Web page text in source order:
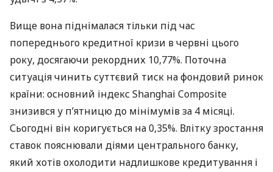
Вище вона піднімалася тільки під час
попереднього кредитної кризи в червні цього
року, досягаючи рекордних 10,77%. Поточна
ситуація чинить суттєвий тиск на фондовий ринок
країни: основний індекс Shanghai Composite
знизився у п’ятницю до мінімумів за 4 місяці.
Сьогодні він коригується на 0,35%. Влітку зростання
ставок пояснювали діями центрального банку,
який хотів охолодити надлишкове кредитування і